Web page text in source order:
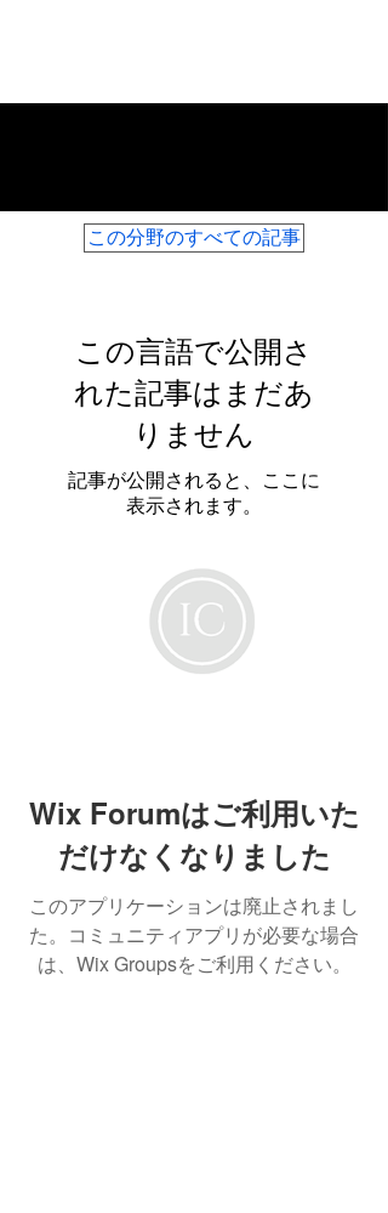
この分野のすべての記事
この言語で公開さ
れた記事はまだあ
りません
記事が公開されると、ここに
表示されます。
Wix Forumはご利用いた
だけなくなりました
このアプリケーションは廃止されまし
た。コミュニティアプリが必要な場合
は、Wix Groupsをご利用ください。